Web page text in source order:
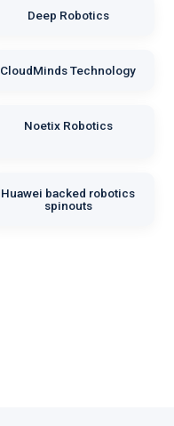
Deep Robotics
CloudMinds Technology
Noetix Robotics
Huawei backed robotics
spinouts